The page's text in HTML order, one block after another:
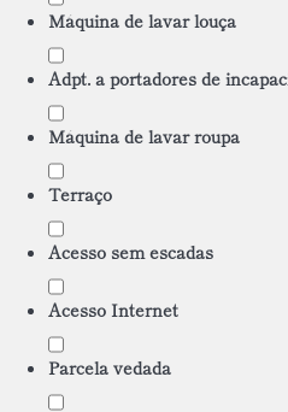
Máquina de lavar louça
Adpt. a portadores de
Máquina de lavar roupa
Terraço
Acesso sem escadas
Acesso Internet
Parcela vedada